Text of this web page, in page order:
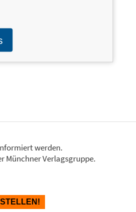
aus
von
Aufenthaltsort
werden.
Münchner Verlagsgruppe.